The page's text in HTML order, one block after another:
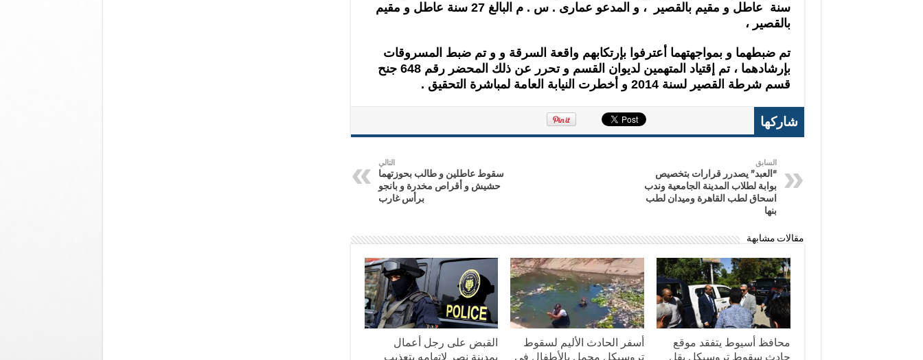
سنة عاطل و مقيم بالقصير ، و المدعو عمارى . س . م البالغ 27 سنة عاطل و مقيم
بالقصير ،
تم ضبطهما و بمواجهتهما أعترفوا بإرتكابهم واقعة السرقة و و تم ضبط المسروقات
بإرشادهما ، تم إقتياد المتهمين لديوان القسم و تحرر عن ذلك المحضر رقم 648 جنح
قسم شرطة القصير لسنة 2014 و أخطرت النيابة العامة لمباشرة التحقيق .
شاركها
السابق
“العبد” يصدرر قرارات بتخصيص
بوابة لطلاب المدينة الجامعية وندب
اسحاق لطب القاهرة وميدان لطب
بنها
التالي
سقوط عاطلين و طالب بحوزتهما
حشيش و أقراص مخدرة و بانجو
برأس غارب
مقالات مشابهة
محافظ أسيوط يتفقد موقع
أسفر الحادث الأليم لسقوط
القبض على رجل أعمال